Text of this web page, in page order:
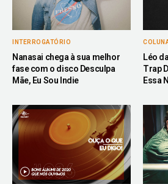
INTERROGATÓRIO
Nanasai chega à sua melhor
fase com o disco Desculpa
Mãe, Eu Sou Indie
Léo
Trap
Essa